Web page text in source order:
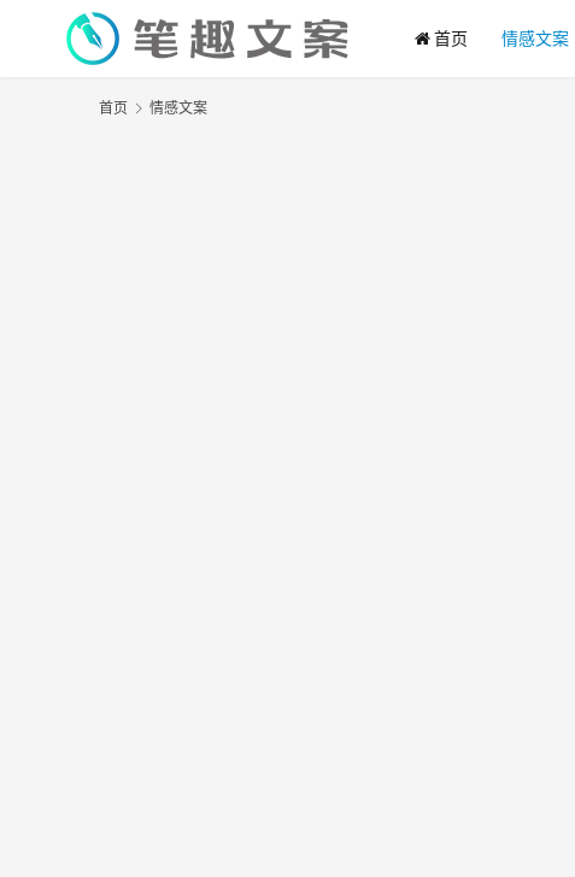
首页 情感文案
首页 情感文案